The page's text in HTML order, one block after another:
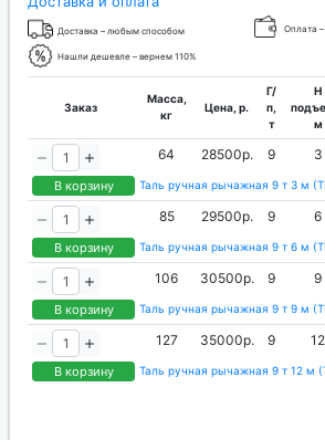
Доставка – любым способом Оплата
Нашли дешевле – вернем 110%
Заказ
Масса,
кг
Цена, р.
Г/
п,
т
H
м
В корзину
64 28500р. 9 3
Таль ручная рычажная 9 т 3 м
В корзину
85 29500р. 9 6
Таль ручная рычажная 9 т 6 м
В корзину
106 30500р. 9 9
Таль ручная рычажная 9 т 9 м
В корзину
127 35000р. 9 12
Таль ручная рычажная 9 т 12 м